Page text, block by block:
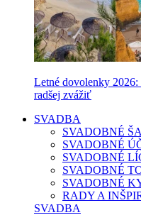
Letné dovolenky
radšej zvážiť
SVADBA
SVADOBNÉ
SVADOBNÉ
SVADOBNÉ
SVADOBNÉ
SVADOBNÉ
RADY A
SVADBA